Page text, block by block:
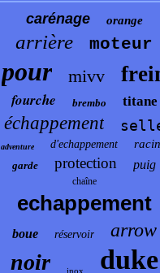
carénage orange
arrière moteur
pour mivv
fourche brembo titane
échappement
adventure d'echappement
garde protection puig
chaîne
echappement
boue réservoir arrow
noir inox duke